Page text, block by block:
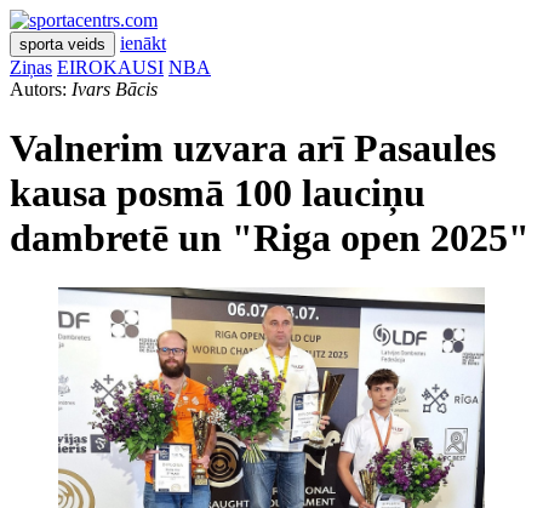
sporta veids
ienākt
Ziņas EIROKAUSI NBA
Autors: Ivars Bācis
Valnerim uzvara arī Pasaules
kausa posmā 100 lauciņu
dambretē un "Riga open 2025"